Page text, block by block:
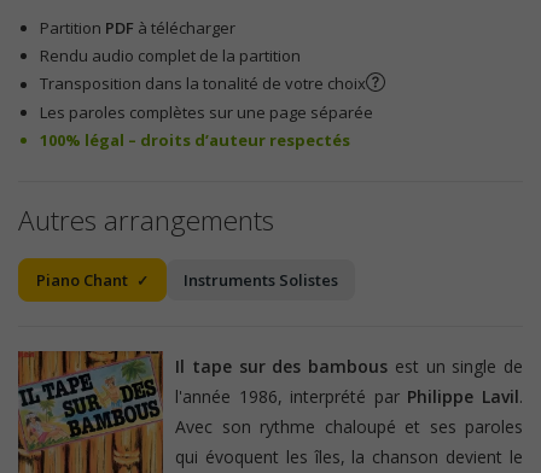
Partition PDF à télécharger
Rendu audio complet de la partition
Transposition dans la tonalité de votre choix
Les paroles complètes sur une page séparée
100% légal – droits d’auteur respectés
Autres arrangements
Piano Chant Instruments Solistes
Il tape sur des bambous est un single de
l'année 1986, interprété par Philippe Lavil.
Avec son rythme chaloupé et ses paroles
qui évoquent les îles, la chanson devient le